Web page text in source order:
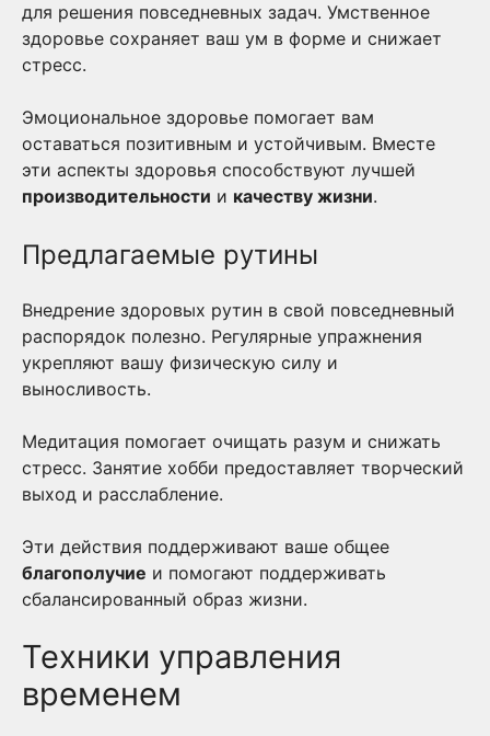
для решения повседневных задач. Умственное
здоровье сохраняет ваш ум в форме и снижает
стресс.
Эмоциональное здоровье помогает вам
оставаться позитивным и устойчивым. Вместе
эти аспекты здоровья способствуют лучшей
производительности и качеству жизни.
Предлагаемые рутины
Внедрение здоровых рутин в свой повседневный
распорядок полезно. Регулярные упражнения
укрепляют вашу физическую силу и
выносливость.
Медитация помогает очищать разум и снижать
стресс. Занятие хобби предоставляет творческий
выход и расслабление.
Эти действия поддерживают ваше общее
благополучие и помогают поддерживать
сбалансированный образ жизни.
Техники управления
временем